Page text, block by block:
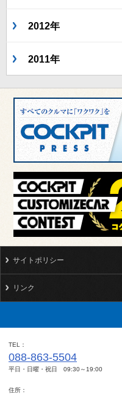
2012年
2011年
サイトポリシー
リンク
TEL
088-863-5504
平日・日曜・祝日 09:30～19:00
住所